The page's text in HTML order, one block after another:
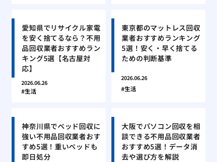
愛知県でリサイクル家電
を安く捨てるなら？不用
品回収業者おすすめラン
キング5選【名古屋対
応】
2026.06.26
生活
東京都のマットレス回収
業者おすすめランキング
5選！安く・早く捨てる
ための判断基準
2026.06.26
生活
神奈川県でベッド回収に
強い不用品回収業者おす
すめ5選！重いベッドも
即日処分
大阪でパソコン回収を相
談できる不用品回収業者
おすすめ5選！データ消
去や選び方を解説